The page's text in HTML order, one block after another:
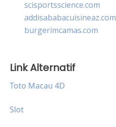
scisportsscience.com
addisababacuisineaz.com
burgerimcamas.com
Link Alternatif
Toto Macau 4D
Slot